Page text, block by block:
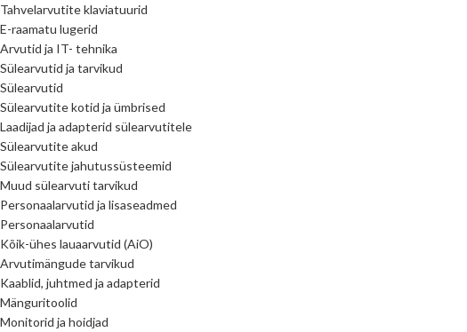
Tahvelarvutite klaviatuurid
E-raamatu lugerid
Arvutid ja IT- tehnika
Sülearvutid ja tarvikud
Sülearvutid
Sülearvutite kotid ja ümbrised
Laadijad ja adapterid sülearvutitele
Sülearvutite akud
Sülearvutite jahutussüsteemid
Muud sülearvuti tarvikud
Personaalarvutid ja lisaseadmed
Personaalarvutid
Kõik-ühes lauaarvutid (AiO)
Arvutimängude tarvikud
Kaablid, juhtmed ja adapterid
Mänguritoolid
Monitorid ja hoidjad